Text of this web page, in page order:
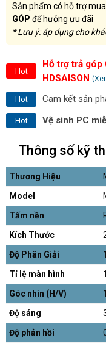
Sản phẩm có hỗ trợ mua
GÓP để hưởng ưu đãi
* Lưu ý: áp dụng cho
Hot
Hỗ trợ trả góp
HDSAISON
Hot Cam kết sản
Hot Vệ sinh PC
Thông số kỹ
Thương Hiệu
Model
Tấm nền
Kích Thước
Độ Phân Giải
Tỉ lệ màn hình
Góc nhìn (H/V)
Độ sáng
Độ phản hồi